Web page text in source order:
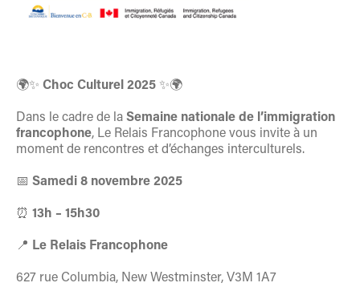
🌍✨ Choc Culturel 2025✨🌍
Dans le cadre de laSemaine nationale de l’immigration
francophone, Le Relais Francophone vous invite à un
moment de rencontres et d’échanges interculturels.
📅 Samedi 8 novembre 2025
⏰ 13h – 15h30
📍 Le Relais Francophone
627 rue Columbia, New Westminster, V3M 1A7